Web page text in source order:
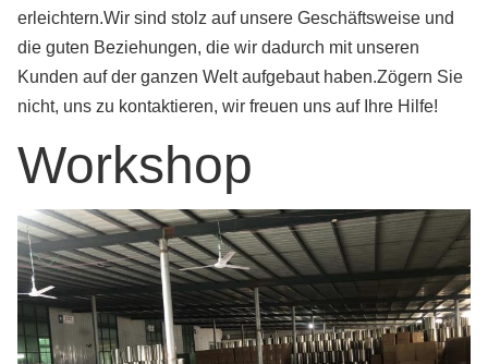
erleichtern.Wir sind stolz auf unsere Geschäftsweise und
die guten Beziehungen, die wir dadurch mit unseren
Kunden auf der ganzen Welt aufgebaut haben.Zögern Sie
nicht, uns zu kontaktieren, wir freuen uns auf Ihre Hilfe!
Workshop